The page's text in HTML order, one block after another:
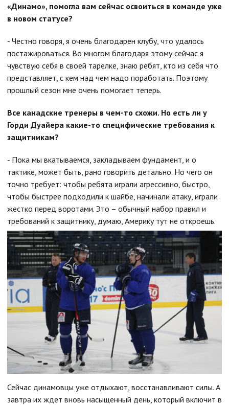
«Динамо», помогла вам сейчас освоиться в команде уже
в новом статусе?
- Честно говоря, я очень благодарен клубу, что удалось
постажироваться. Во многом благодаря этому сейчас я
чувствую себя в своей тарелке, знаю ребят, кто из себя что
представляет, с кем над чем надо поработать. Поэтому
прошлый сезон мне очень помогает теперь.
Все канадские тренеры в чем-то схожи. Но есть ли у
Горди Дуайера какие-то специфические требования к
защитникам?
- Пока мы вкатываемся, закладываем фундамент, и о
тактике, может быть, рано говорить детально. Но чего он
точно требует: чтобы ребята играли агрессивно, быстро,
чтобы быстрее подходили к шайбе, начинали атаку, играли
жестко перед воротами. Это – обычный набор правил и
требований к защитнику, думаю, Америку тут не откроешь.
Сейчас динамовцы уже отдыхают, восстанавливают силы. А
завтра их ждет вновь насыщенный день, который включит в